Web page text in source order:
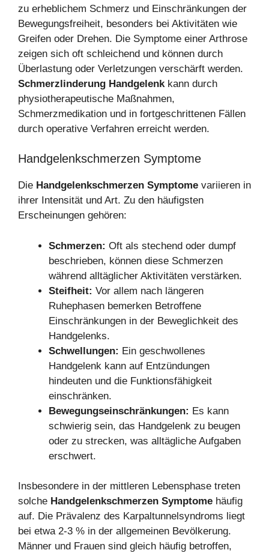
zu erheblichem Schmerz und Einschränkungen der
Bewegungsfreiheit, besonders bei Aktivitäten wie
Greifen oder Drehen. Die Symptome einer Arthrose
zeigen sich oft schleichend und können durch
Überlastung oder Verletzungen verschärft werden.
Schmerzlinderung Handgelenkkann durch
physiotherapeutische Maßnahmen,
Schmerzmedikation und in fortgeschrittenen Fällen
durch operative Verfahren erreicht werden.
Handgelenkschmerzen Symptome
Die Handgelenkschmerzen Symptome variieren in
ihrer Intensität und Art. Zu den häufigsten
Erscheinungen gehören:
Schmerzen: Oft als stechend oder dumpf
beschrieben, können diese Schmerzen
während alltäglicher Aktivitäten verstärken.
Steifheit: Vor allem nach längeren
Ruhephasen bemerken Betroffene
Einschränkungen in der Beweglichkeit des
Handgelenks.
Schwellungen: Ein geschwollenes
Handgelenk kann auf Entzündungen
hindeuten und die Funktionsfähigkeit
einschränken.
Bewegungseinschränkungen: Es kann
schwierig sein, das Handgelenk zu beugen
oder zu strecken, was alltägliche Aufgaben
erschwert.
Insbesondere in der mittleren Lebensphase treten
solche Handgelenkschmerzen Symptome häufig
auf. Die Prävalenz des Karpaltunnelsyndroms liegt
bei etwa 2-3 % in der allgemeinen Bevölkerung.
Männer und Frauen sind gleich häufig betroffen,